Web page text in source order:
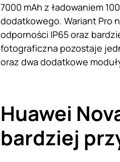
7000 mAh z ładowaniem
dodatkowego. Wariant Pro
odporności IP65 oraz
fotograficzna pozostaje
oraz dwa dodatkowe
Huawei
bardziej